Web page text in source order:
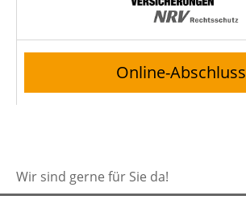
Online-Abschluss
Wir sind gerne für Sie da!